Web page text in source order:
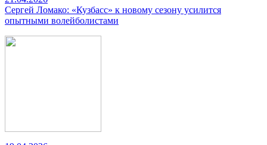
Сергей Ломако: «Кузбасс» к новому сезону усилится
опытными волейболистами